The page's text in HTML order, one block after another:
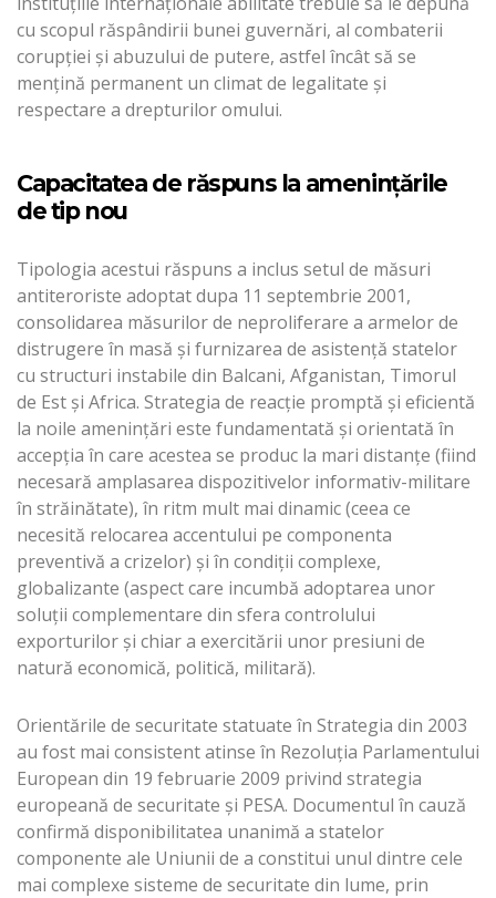
cu scopul răspândirii bunei guvernări, al combaterii
corupției și abuzului de putere, astfel încât să se
mențină permanent un climat de legalitate și
respectare a drepturilor omului.
Capacitatea de răspuns la amenințările
de tip nou
Tipologia acestui răspuns a inclus setul de măsuri
antiteroriste adoptat dupa 11 septembrie 2001,
consolidarea măsurilor de neproliferare a armelor de
distrugere în masă și furnizarea de asistență statelor
cu structuri instabile din Balcani, Afganistan, Timorul
de Est și Africa. Strategia de reacție promptă și eficientă
la noile amenințări este fundamentată și orientată în
accepția în care acestea se produc la mari distanțe (fiind
necesară amplasarea dispozitivelor informativ-militare
în străinătate), în ritm mult mai dinamic (ceea ce
necesită relocarea accentului pe componenta
preventivă a crizelor) și în condiții complexe,
globalizante (aspect care incumbă adoptarea unor
soluții complementare din sfera controlului
exporturilor și chiar a exercitării unor presiuni de
natură economică, politică, militară).
Orientările de securitate statuate în Strategia din 2003
au fost mai consistent atinse în Rezoluția Parlamentului
European din 19 februarie 2009 privind strategia
europeană de securitate și PESA. Documentul în cauză
confirmă disponibilitatea unanimă a statelor
componente ale Uniunii de a constitui unul dintre cele
mai complexe sisteme de securitate din lume, prin